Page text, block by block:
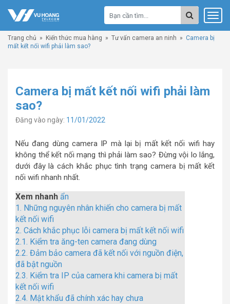
Trang chủ » Kiến thức mua hàng » Tư vấn camera an ninh » Camera bị
mất kết nối wifi phải làm sao?
Camera bị mất kết nối wifi phải làm
sao?
Đăng vào ngày: 11/01/2022
Nếu đang dùng camera IP mà lại bị mất kết nối wifi hay
không thể kết nối mạng thì phải làm sao? Đừng vội lo lắng,
dưới đây là cách khắc phục tình trạng camera bị mất kết
nối wifi nhanh nhất.
Xem nhanh ẩn
1. Những nguyên nhân khiến cho camera bị mất
kết nối wifi
2. Cách khắc phục lỗi camera bị mất kết nối wifi
2.1. Kiểm tra ăng-ten camera đang dùng
2.2. Đảm bảo camera đã kết nối với nguồn điện,
đã bật nguồn
2.3. Kiểm tra IP của camera khi camera bị mất
kết nối wifi
2.4. Mật khẩu đã chính xác hay chưa